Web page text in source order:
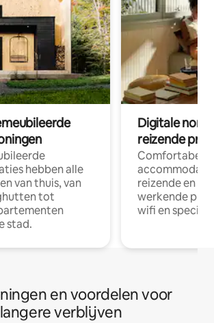
hebben alle
van thuis, van
tot
stad.
Digitale
reizende
Comfortabele
reizende en
werkende
wifi en
en voordelen voor
langere verblijven